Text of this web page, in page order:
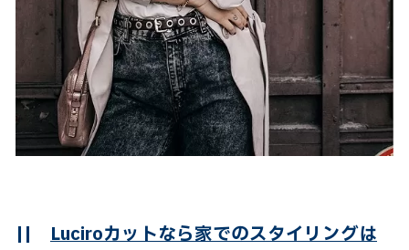
|| Luciroカットなら家でのスタイリングは